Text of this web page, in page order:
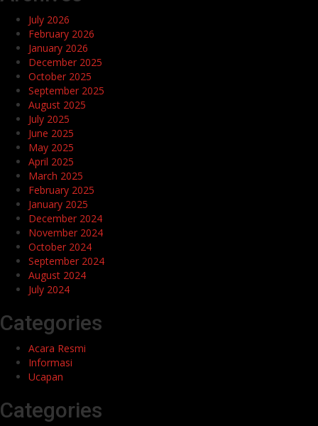
July 2026
February 2026
January 2026
December 2025
October 2025
September 2025
August 2025
July 2025
June 2025
May 2025
April 2025
March 2025
February 2025
January 2025
December 2024
November 2024
October 2024
September 2024
August 2024
July 2024
Categories
Acara Resmi
Informasi
Ucapan
Categories